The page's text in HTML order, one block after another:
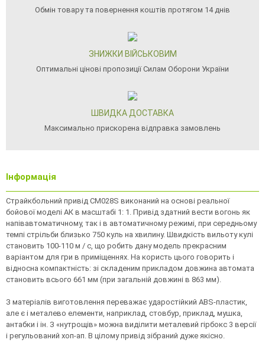
Обмін товару та повернення коштів протягом 14 днів
ЗНИЖКИ ВІЙСЬКОВИМ
Оптимальні цінові пропозиції Силам Оборони України
ШВИДКА ДОСТАВКА
Максимально прискорена відправка замовлень
Інформація
Страйкбольний привід CM028S виконаний на основі реальної
бойової моделі АК в масштабі 1: 1. Привід здатний вести вогонь як
напівавтоматичному, так і в автоматичному режимі, при середньому
темпі стрільби близько 750 куль на хвилину. Швидкість вильоту кулі
становить 100-110 м / с, що робить дану модель прекрасним
варіантом для гри в приміщеннях. На користь цього говорить і
відносна компактність: зі складеним прикладом довжина автомата
становить всього 661 мм (при загальній довжині в 863 мм).
З матеріалів виготовлення переважає ударостійкий ABS-пластик,
але є і металево елементи, наприклад, стовбур, приклад, мушка,
антабки і ін. З «нутрощів» можна виділити металевий гірбокс 3 версії
і регульований хоп-ап. В цілому привід зібраний дуже якісно.